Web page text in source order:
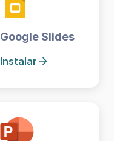
Google Slides
Instalar